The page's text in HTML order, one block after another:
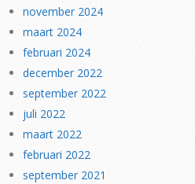
november 2024
maart 2024
februari 2024
december 2022
september 2022
juli 2022
maart 2022
februari 2022
september 2021